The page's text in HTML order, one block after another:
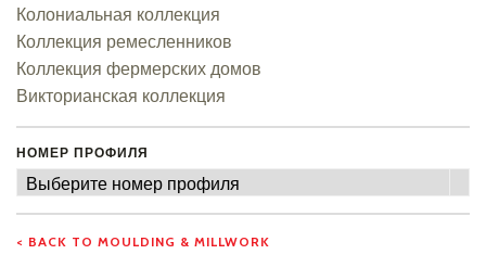
Колониальная коллекция
Коллекция ремесленников
Коллекция фермерских домов
Викторианская коллекция
НОМЕР ПРОФИЛЯ
Номер
Выберите номер профиля
< BACK TO MOULDING & MILLWORK